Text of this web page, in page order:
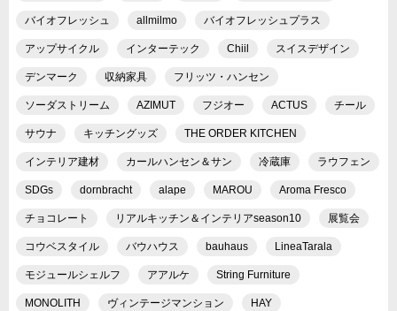
バイオフレッシュ allmilmo バイオフレッシュプラス
アップサイクル インターテック Chiil スイスデザイン
デンマーク 収納家具 フリッツ・ハンセン
ソーダストリーム AZIMUT フジオー ACTUS チール
サウナ キッチングッズ THE ORDER KITCHEN
インテリア建材 カールハンセン＆サン 冷蔵庫 ラウフェン
SDGs dornbracht alape MAROU Aroma Fresco
チョコレート リアルキッチン＆インテリアseason10 展覧会
コウベスタイル バウハウス bauhaus LineaTarala
モジュールシェルフ アアルケ String Furniture
MONOLITH ヴィンテージマンション HAY